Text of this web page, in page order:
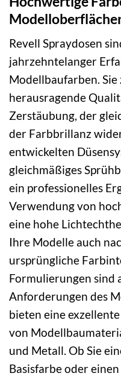
Revell Spraydosen
jahrzehntelanger
Modellbaufarben.
herausragende
Zerstäubung, der
der Farbbrillanz
entwickelten
gleichmäßiges
ein professionelles
Verwendung von
eine hohe
Ihre Modelle auch
ursprüngliche
Formulierungen sind
Anforderungen des
bieten eine
von
und Metall. Ob Sie
Basisfarbe oder